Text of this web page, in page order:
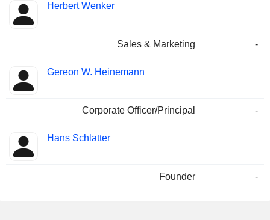
Herbert Wenker
Sales & Marketing -
Gereon W. Heinemann
Corporate Officer/Principal -
Hans Schlatter
Founder -